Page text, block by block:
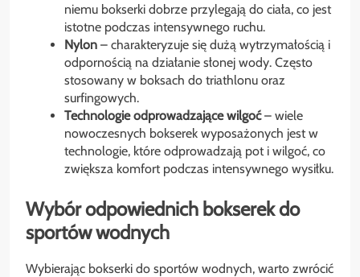
niemu bokserki dobrze przylegają do ciała, co jest
istotne podczas intensywnego ruchu.
Nylon – charakteryzuje się dużą wytrzymałością i
odpornością na działanie słonej wody. Często
stosowany w boksach do triathlonu oraz
surfingowych.
Technologie odprowadzające wilgoć– wiele
nowoczesnych bokserek wyposażonych jest w
technologie, które odprowadzają pot i wilgoć, co
zwiększa komfort podczas intensywnego wysiłku.
Wybór odpowiednich bokserek do
sportów wodnych
Wybierając bokserki do sportów wodnych, warto zwrócić